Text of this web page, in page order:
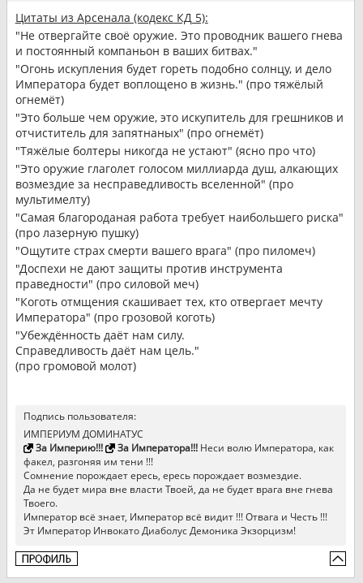
Цитаты из Арсенала (кодекс КД 5):
"Не отвергайте своё оружие. Это проводник вашего гнева
и постоянный компаньон в ваших битвах."
"Огонь искупления будет гореть подобно солнцу, и дело
Императора будет воплощено в жизнь." (про тяжёлый
огнемёт)
"Это больше чем оружие, это искупитель для грешников и
отчиститель для запятнаных" (про огнемёт)
"Тяжёлые болтеры никогда не устают" (ясно про что)
"Это оружие глаголет голосом миллиарда душ, алкающих
возмездие за несправедливость вселенной" (про
мультимелту)
"Самая благороданая работа требует наибольшего риска"
(про лазерную пушку)
"Ощутите страх смерти вашего врага" (про пиломеч)
"Доспехи не дают защиты против инструмента
праведности" (про силовой меч)
"Коготь отмщения скашивает тех, кто отвергает мечту
Императора" (про грозовой коготь)
"Убеждённость даёт нам силу.
Справедливость даёт нам цель."
(про громовой молот)
Подпись пользователя:
ИМПЕРИУМ ДОМИНАТУС
За Империю!!!
За Императора!!!Неси волю Императора, как
факел, разгоняя им тени !!!
Сомнение порождает ересь, ересь порождает возмездие.
Да не будет мира вне власти Твоей, да не будет врага вне гнева
Твоего.
Император всё знает, Император всё видит !!! Отвага и Честь !!!
Эт Император Инвокато Диаболус Демоника Экзорцизм!